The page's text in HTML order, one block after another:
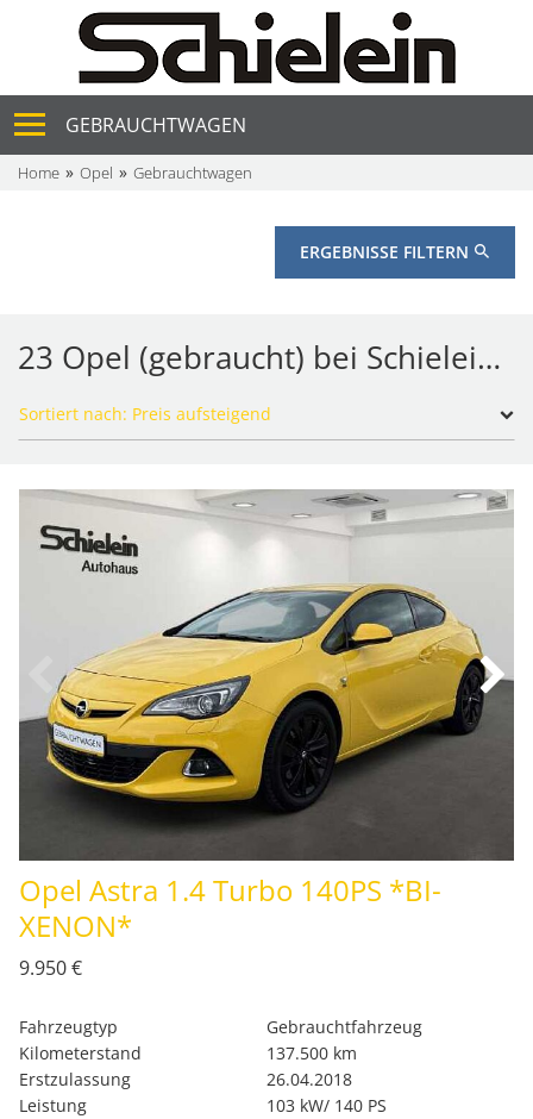
GEBRAUCHTWAGEN
Home Opel Gebrauchtwagen
ERGEBNISSE FILTERN
23 Opel (gebraucht) bei Schielein Autohaus GmbH & Co. KG
Sortiert nach: Preis aufsteigend
Opel Astra 1.4 Turbo 140PS *BI-
XENON*
9.950 €
Fahrzeugtyp
Gebrauchtfahrzeug
Kilometerstand
137.500 km
Erstzulassung
26.04.2018
Leistung
103 kW/ 140 PS